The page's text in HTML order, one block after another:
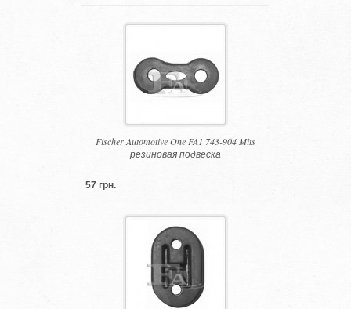
Fischer Automotive One FA1 743-904 Mits
резиновая подвеска
57 грн.